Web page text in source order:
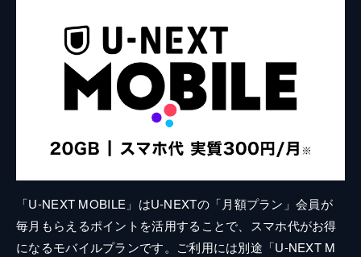
「U-NEXT MOBILE」はU-NEXTの「月額プラン」会員が
毎月もらえるポイントを活用することで、スマホ代がお得
になるモバイルプランです。ご利用には別途「U-NEXT M